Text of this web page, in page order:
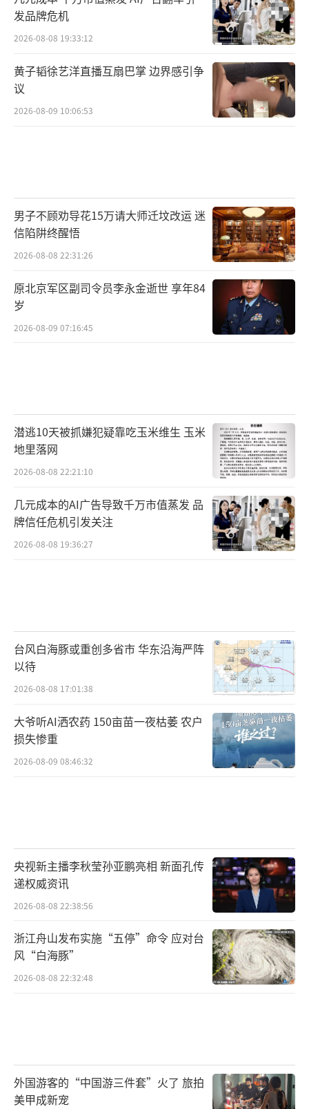
发品牌危机
2026-08-08 19:33:12
黄子韬徐艺洋直播互扇巴掌 边界感引争
议
2026-08-09 10:06:53
男子不顾劝导花15万请大师迁坟改运 迷
信陷阱终醒悟
2026-08-08 22:31:26
原北京军区副司令员李永金逝世 享年84
岁
2026-08-09 07:16:45
潜逃10天被抓嫌犯疑靠吃玉米维生 玉米
地里落网
2026-08-08 22:21:10
几元成本的AI广告导致千万市值蒸发 品
牌信任危机引发关注
2026-08-08 19:36:27
台风白海豚或重创多省市 华东沿海严阵
以待
2026-08-08 17:01:38
大爷听AI洒农药 150亩苗一夜枯萎 农户
损失惨重
2026-08-09 08:46:32
央视新主播李秋莹孙亚鹏亮相 新面孔传
递权威资讯
2026-08-08 22:38:56
浙江舟山发布实施“五停”命令 应对台
风“白海豚”
2026-08-08 22:32:48
外国游客的“中国游三件套”火了 旅拍
美甲成新宠